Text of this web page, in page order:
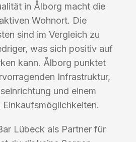
in Ålborg macht die
Wohnort. Die
sind im Vergleich zu
was sich positiv auf
kann. Ålborg punktet
Infrastruktur,
und einem
Lübeck als Partner für